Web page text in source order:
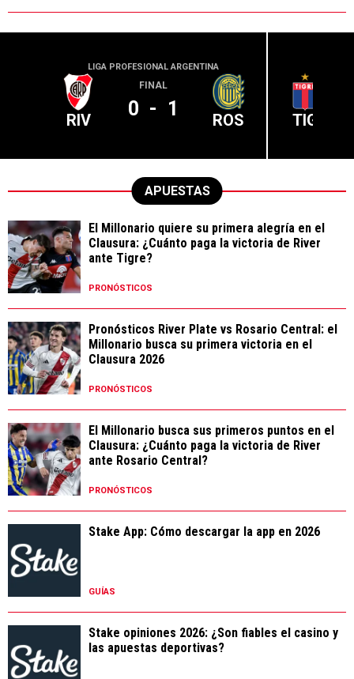
LIGA PROFESIONAL ARGENTINA
RIV
FINAL
0 - 1 ROS TIG
APUESTAS
El Millonario quiere su primera alegría en el
Clausura: ¿Cuánto paga la victoria de River
ante Tigre?
PRONÓSTICOS
Pronósticos River Plate vs Rosario Central: el
Millonario busca su primera victoria en el
Clausura 2026
PRONÓSTICOS
El Millonario busca sus primeros puntos en el
Clausura: ¿Cuánto paga la victoria de River
ante Rosario Central?
PRONÓSTICOS
Stake App: Cómo descargar la app en 2026
GUÍAS
Stake opiniones 2026: ¿Son fiables el casino y
las apuestas deportivas?